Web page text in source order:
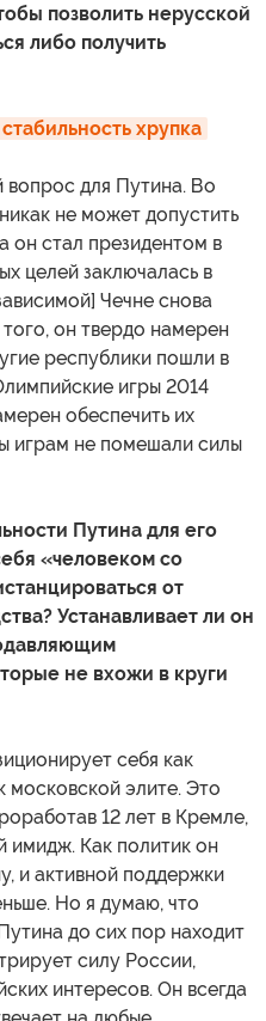
позволить нерусской
либо получить
хрупка
вопрос для Путина. Во
не может допустить
он стал президентом в
целей заключалась в
Чечне снова
он твердо намерен
республики пошли в
игры 2014
обеспечить их
играм не помешали силы
Путина для его
«человеком со
от
Устанавливает ли он
не вхожи в круги
себя как
московской элите. Это
12 лет в Кремле,
имидж. Как политик он
и активной поддержки
Но я думаю, что
до сих пор находит
силу России,
интересов. Он всегда